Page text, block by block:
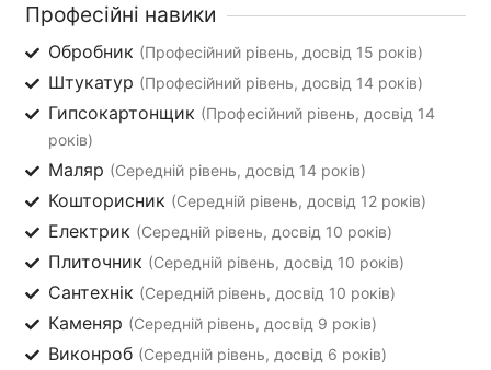
Професійні навики
Обробник (Професійний рівень, досвід 15 років)
Штукатур (Професійний рівень, досвід 14 років)
Гипсокартонщик (Професійний рівень, досвід 14
років)
Маляр (Середній рівень, досвід 14 років)
Кошторисник (Середній рівень, досвід 12 років)
Електрик (Середній рівень, досвід 10 років)
Плиточник (Середній рівень, досвід 10 років)
Сантехнік (Середній рівень, досвід 10 років)
Каменяр (Середній рівень, досвід 9 років)
Виконроб (Середній рівень, досвід 6 років)